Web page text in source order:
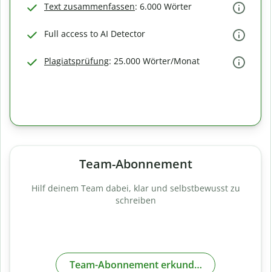
Text zusammenfassen: 6.000 Wörter
Full access to AI Detector
Plagiatsprüfung: 25.000 Wörter/Monat
Team-Abonnement
Hilf deinem Team dabei, klar und selbstbewusst zu
schreiben
Team-Abonnement erkunden